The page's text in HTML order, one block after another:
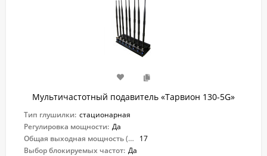
Мультичастотный подавитель «Тарвион ​130-5G»
Тип глушилки: стационарная
Регулировка мощности: Да
Общая выходная мощность (Вт):
17
Выбор блокируемых частот: Да